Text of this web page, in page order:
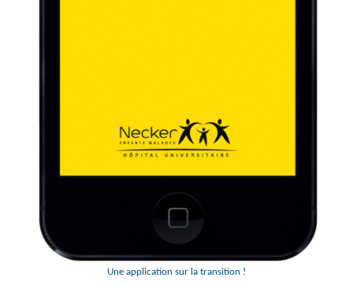
Une application sur la transition !